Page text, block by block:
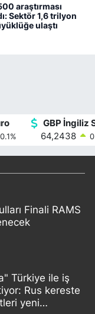
araştırması
Sektör 1,6 trilyon
ulaştı
0.1%
GBP İngiliz
64,2438
Finali RAMS
Türkiye ile iş
Rus kereste
yeni